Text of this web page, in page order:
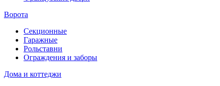
Ворота
Секционные
Гаражные
Рольставни
Ограждения и заборы
Дома и коттеджи